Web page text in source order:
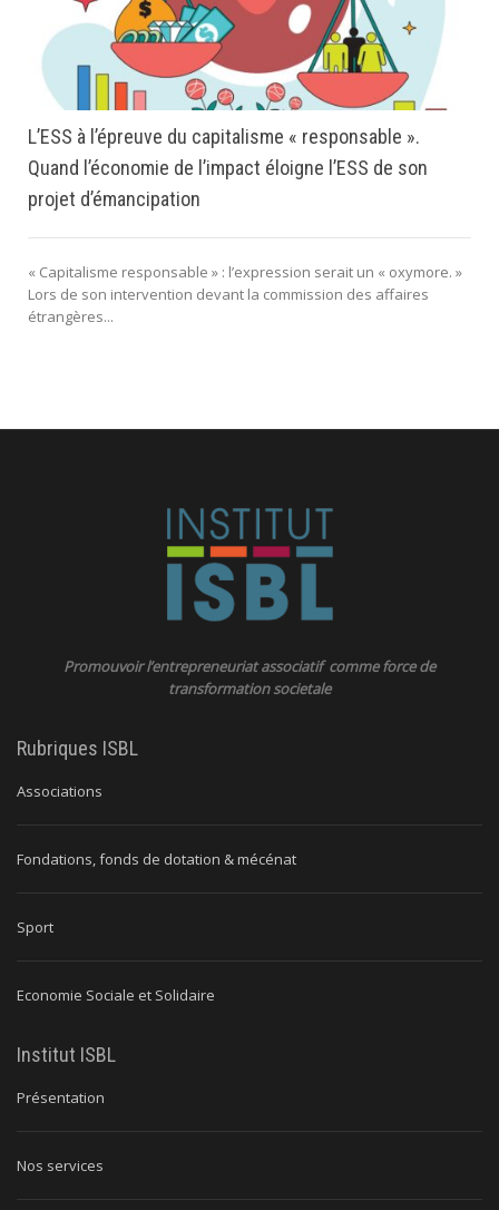
L’ESS à l’épreuve du capitalisme « responsable ».
Quand l’économie de l’impact éloigne l’ESS de son
projet d’émancipation
« Capitalisme responsable » : l’expression serait un « oxymore. »
Lors de son intervention devant la commission des affaires
étrangères...
Promouvoir l’entrepreneuriat associatif comme force de
transformation societale
Rubriques ISBL
Associations
Fondations, fonds de dotation & mécénat
Sport
Economie Sociale et Solidaire
Institut ISBL
Présentation
Nos services